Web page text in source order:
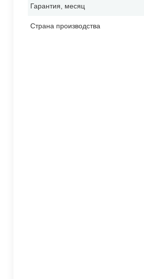
Гарантия, месяц
Страна производства